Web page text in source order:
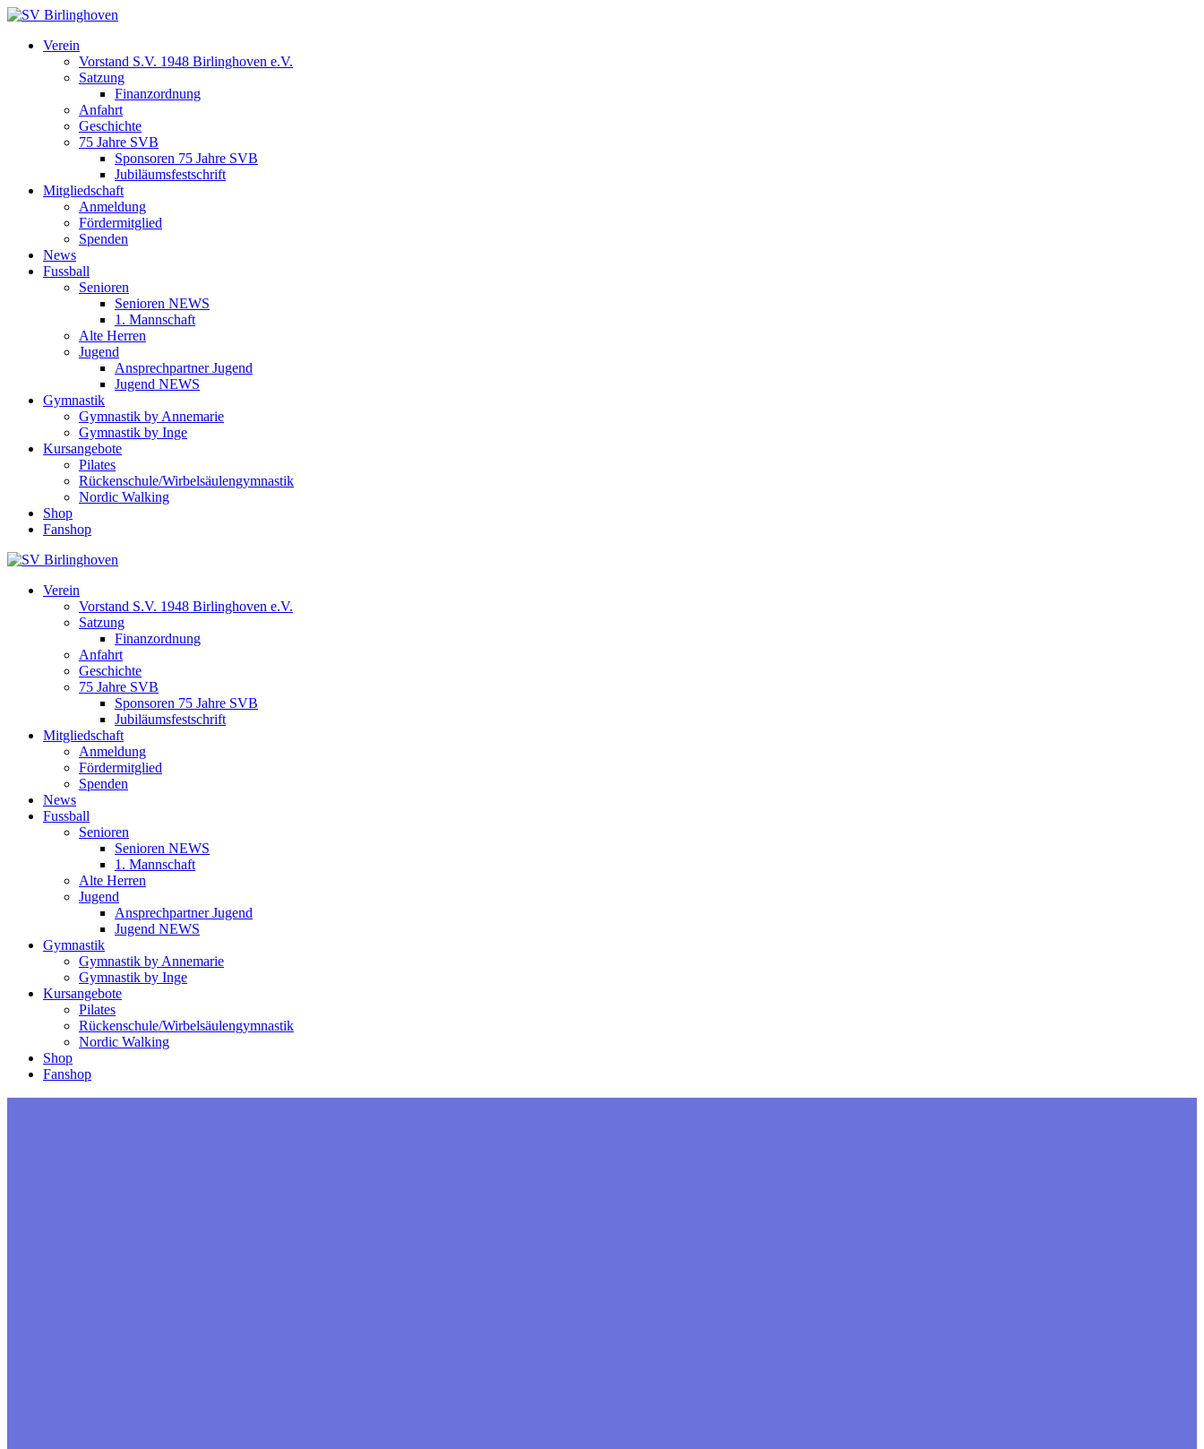
Zum
springenVerein
Vorstand S.V. 1948 Birlinghoven e.V.
Satzung
Finanzordnung
Anfahrt
Geschichte
75 Jahre SVB
Sponsoren 75 Jahre SVB
Jubiläumsfestschrift
Mitgliedschaft
Anmeldung
Fördermitglied
Spenden
News
Fussball
Senioren
Senioren NEWS
1. Mannschaft
Alte Herren
Jugend
Ansprechpartner Jugend
Jugend NEWS
Gymnastik
Gymnastik by Annemarie
Gymnastik by Inge
Kursangebote
Pilates
Rückenschule/Wirbelsäulengymnastik
Nordic Walking
Shop
Fanshop
Verein
Vorstand S.V. 1948 Birlinghoven e.V.
Satzung
Finanzordnung
Anfahrt
Geschichte
75 Jahre SVB
Sponsoren 75 Jahre SVB
Jubiläumsfestschrift
Mitgliedschaft
Anmeldung
Fördermitglied
Spenden
News
Fussball
Senioren
Senioren NEWS
1. Mannschaft
Alte Herren
Jugend
Ansprechpartner Jugend
Jugend NEWS
Gymnastik
Gymnastik by Annemarie
Gymnastik by Inge
Kursangebote
Pilates
Rückenschule/Wirbelsäulengymnastik
Nordic Walking
Shop
Fanshop